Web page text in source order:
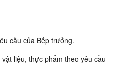
cầu của Bếp trưởng.
liệu, thực phẩm theo yêu cầu